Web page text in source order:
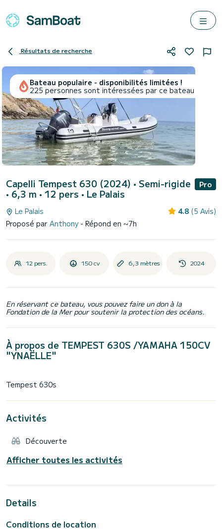
Résultats de recherche
Bateau populaire - disponibilités limitées !
225 personnes sont intéressées par ce bateau
Capelli Tempest 630 (2024) • Semi-rigide
• 6,3 m • 12 pers • Le Palais
Pro
Le Palais 4.8 (5 Avis)
Proposé par Anthony - Répond en ~7h
12 pers. 150 cv 6,3 mètres 2024
En réservant ce bateau, vous pouvez faire un don à la
Fondation de la Mer pour soutenir la protection des océans.
À propos de TEMPEST 630S /YAMAHA 150CV
"YNAËLLE"
Activités
Découverte
Afficher toutes les activités
Details
Conditions de location